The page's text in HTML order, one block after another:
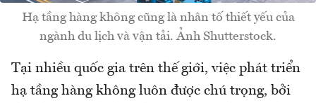
Hạ tầng hàng không cũng là nhân tố thiết yếu của
ngành du lịch và vận tải. Ảnh Shutterstock.
Tại nhiều quốc gia trên thế giới, việc phát triển
hạ tầng hàng không luôn được chú trọng, bởi